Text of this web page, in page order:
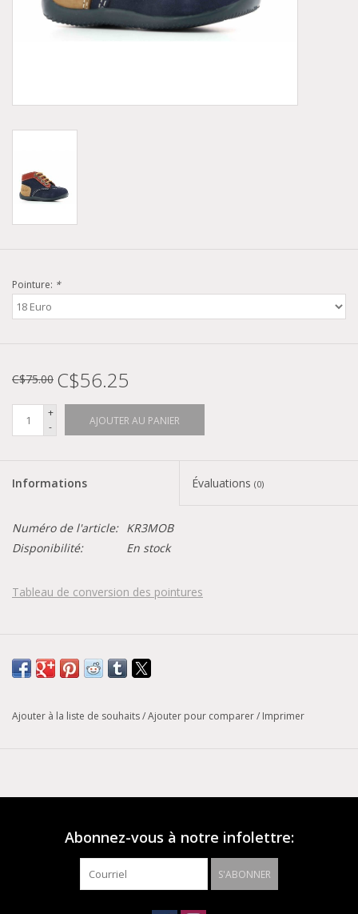
Vêtements
Pointure: *
C$75.00 C$56.25
+
-
AJOUTER AU PANIER
Informations Évaluations (0)
Numéro de l'article: KR3MOB
Disponibilité:
En stock
Tableau de conversion des pointures
Ajouter à la liste de souhaits/Ajouter pour comparer/ Imprimer
Abonnez-vous à notre infolettre:
S'ABONNER